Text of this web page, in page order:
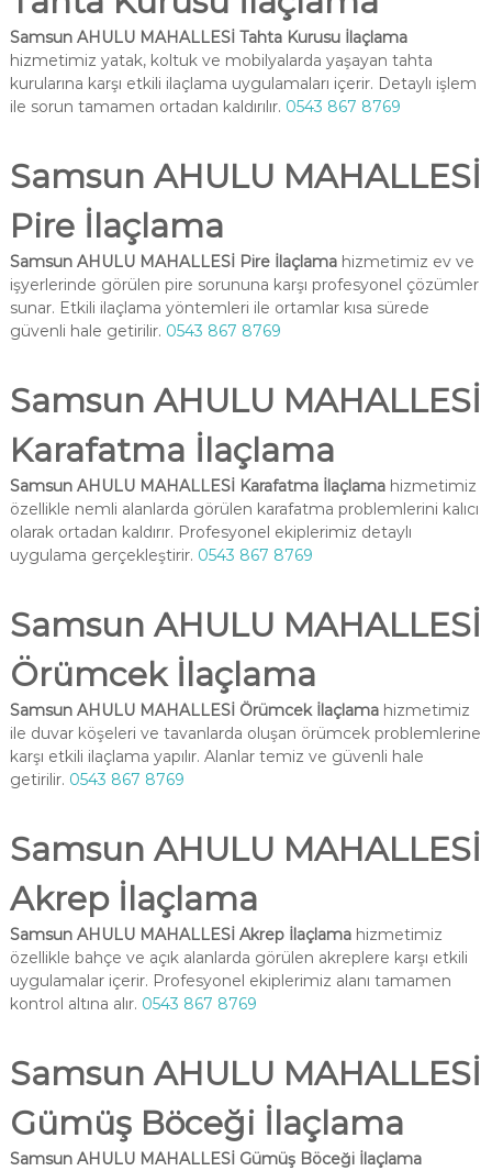
Samsun AHULU MAHALLESİ Tahta Kurusu İlaçlama
hizmetimiz yatak, koltuk ve mobilyalarda yaşayan tahta
kurularına karşı etkili ilaçlama uygulamaları içerir. Detaylı işlem
ile sorun tamamen ortadan kaldırılır. 0543 867 8769
Samsun AHULU MAHALLESİ
Pire İlaçlama
Samsun AHULU MAHALLESİ Pire İlaçlamahizmetimiz ev ve
işyerlerinde görülen pire sorununa karşı profesyonel çözümler
sunar. Etkili ilaçlama yöntemleri ile ortamlar kısa sürede
güvenli hale getirilir. 0543 867 8769
Samsun AHULU MAHALLESİ
Karafatma İlaçlama
Samsun AHULU MAHALLESİ Karafatma İlaçlamahizmetimiz
özellikle nemli alanlarda görülen karafatma problemlerini kalıcı
olarak ortadan kaldırır. Profesyonel ekiplerimiz detaylı
uygulama gerçekleştirir. 0543 867 8769
Samsun AHULU MAHALLESİ
Örümcek İlaçlama
Samsun AHULU MAHALLESİ Örümcek İlaçlamahizmetimiz
ile duvar köşeleri ve tavanlarda oluşan örümcek problemlerine
karşı etkili ilaçlama yapılır. Alanlar temiz ve güvenli hale
getirilir. 0543 867 8769
Samsun AHULU MAHALLESİ
Akrep İlaçlama
Samsun AHULU MAHALLESİ Akrep İlaçlamahizmetimiz
özellikle bahçe ve açık alanlarda görülen akreplere karşı etkili
uygulamalar içerir. Profesyonel ekiplerimiz alanı tamamen
kontrol altına alır. 0543 867 8769
Samsun AHULU MAHALLESİ
Gümüş Böceği İlaçlama
Samsun AHULU MAHALLESİ Gümüş Böceği İlaçlama